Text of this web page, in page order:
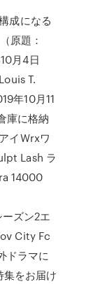
成になる
原題：
月4日
T.
年10月11
庫に格納
イWrxワ
Lash ラ
14000
ズン2エ
City Fc
ドラマに
をお届け